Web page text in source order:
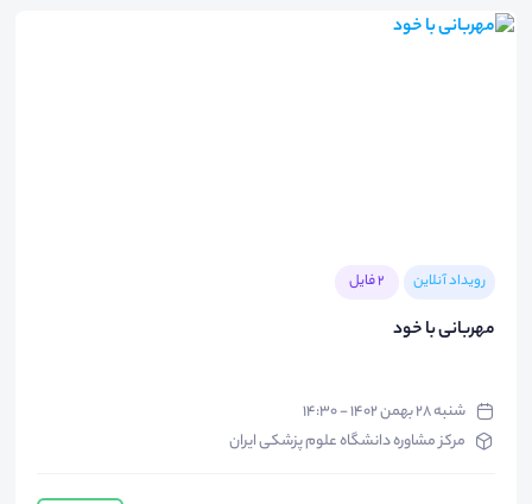
رویداد آنلاین 2 فایل
مهربانی با خود
شنبه ۲۸ بهمن ۱۴۰۲ - ۱۴:۳۰
مرکز مشاوره دانشگاه علوم پزشکی ایران